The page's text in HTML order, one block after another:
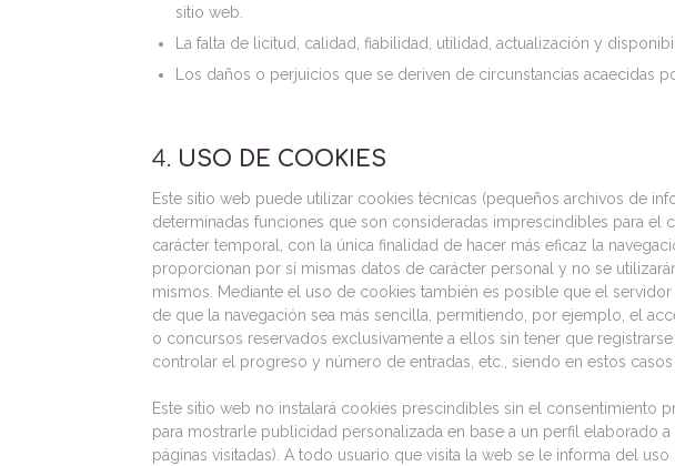
sitio web.
La falta de licitud, calidad, fiabilidad, utilidad, actualización y
Los daños o perjuicios que se deriven de circunstancias acaecidas
4. USO DE COOKIES
Este sitio web puede utilizar cookies técnicas (pequeños archivos de
determinadas funciones que son consideradas imprescindibles para el
carácter temporal, con la única finalidad de hacer más eficaz la
proporcionan por sí mismas datos de carácter personal y no se
mismos. Mediante el uso de cookies también es posible que el
de que la navegación sea más sencilla, permitiendo, por ejemplo, el
o concursos reservados exclusivamente a ellos sin tener que
controlar el progreso y número de entradas, etc., siendo en estos
Este sitio web no instalará cookies prescindibles sin el consentimiento
para mostrarle publicidad personalizada en base a un perfil elaborado
páginas visitadas). A todo usuario que visita la web se le informa del